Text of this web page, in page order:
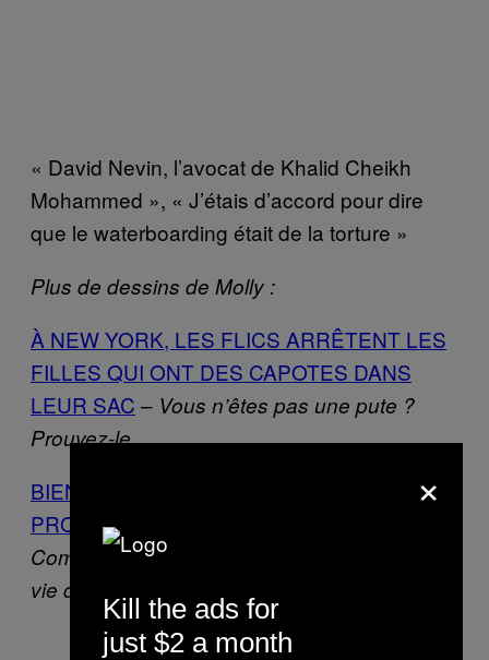
« David Nevin, l’avocat de Khalid Cheikh
Mohammed », « J’étais d’accord pour dire
que le waterboarding était de la torture »
Plus de dessins de Molly :
À NEW YORK, LES FLICS ARRÊTENT LES
FILLES QUI ONT DES CAPOTES DANS
LEUR SAC – Vous n’êtes pas une pute ?
Prouvez-le
BIENVENUE DANS LE MONDE D’UNE
PROFESSIONNELLE DE LA NUDITÉ
Comment j’ai utilisé mon cul pour financer ma
vie d’artiste
×
Kill the ads for
just $2 a month